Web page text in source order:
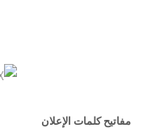
مفاتيح كلمات الإعلان